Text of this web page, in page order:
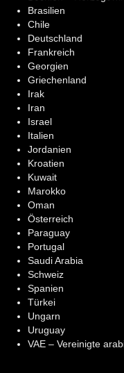
Brasilien
Chile
Deutschland
Frankreich
Georgien
Griechenland
Irak
Iran
Israel
Italien
Jordanien
Kroatien
Kuwait
Marokko
Oman
Österreich
Paraguay
Portugal
Saudi Arabia
Schweiz
Spanien
Türkei
Ungarn
Uruguay
VAE – Vereinigte